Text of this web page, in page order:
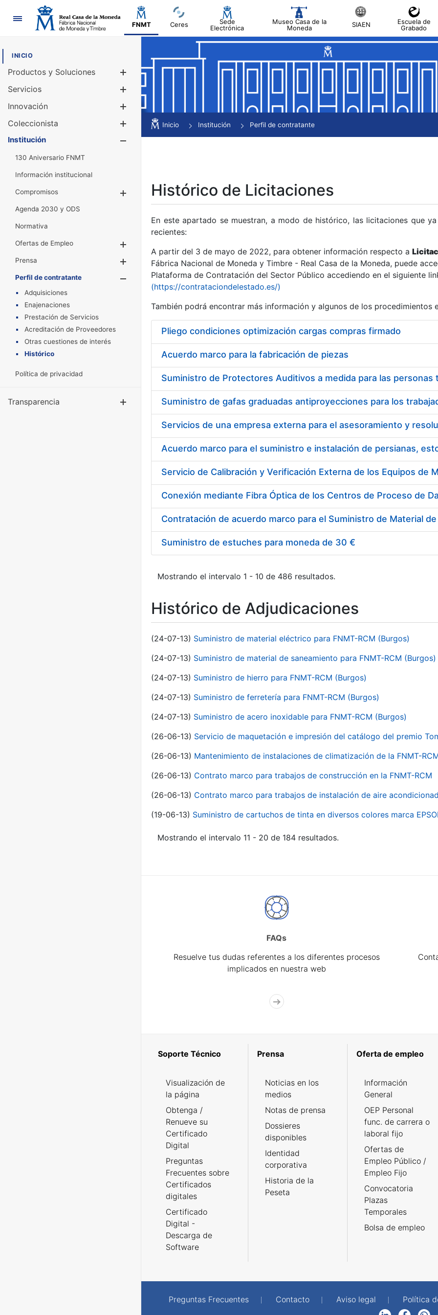
Navegación
FNMT Ceres
Sede
Electrónica
Museo Casa de la
Moneda
SIAEN
Escuela de
Grabado
INICIO
Productos y Soluciones
Mostrar/Ocultar
Servicios
Innovación
Coleccionista
Mostrar/Ocultar
Institución
130 Aniversario FNMT
Información institucional
Compromisos
Mostrar/Ocultar
Agenda 2030 y ODS
Normativa
Ofertas de Empleo
Prensa
Mostrar/Ocultar
Perfil de contratante
Mostrar/Ocultar
Adquisiciones
Enajenaciones
Prestación de Servicios
Acreditación de Proveedores
Otras cuestiones de interés
Histórico
Política de privacidad
Transparencia Mostrar/Ocultar
Inicio Institución Perfil de contratante
Histórico de Licitaciones
En este apartado se muestran, a modo de histórico, las licitaciones que
recientes:
A partir del 3 de mayo de 2022, para obtener información respecto a
Fábrica Nacional de Moneda y Timbre - Real Casa de la Moneda, puede
Plataforma de Contratación del Sector Público accediendo en el siguiente
(https://contrataciondelestado.es/)
También podrá encontrar más información y algunos de los procedimientos
Pliego condiciones optimización cargas compras firmado
Acuerdo marco para la fabricación de piezas
Acuerdo marco para el suministro e instalación de persianas,
Suministro de estuches para moneda de 30 €
Mostrando el intervalo 1 - 10 de 486 resultados.
Histórico de Adjudicaciones
(24-07-13) Suministro de material eléctrico para FNMT-RCM (Burgos)
(24-07-13) Suministro de material de saneamiento para FNMT-RCM (Burgos)
(24-07-13) Suministro de hierro para FNMT-RCM (Burgos)
(24-07-13) Suministro de ferretería para FNMT-RCM (Burgos)
(24-07-13) Suministro de acero inoxidable para FNMT-RCM (Burgos)
(26-06-13) Servicio de maquetación e impresión del catálogo del premio
(26-06-13) Mantenimiento de instalaciones de climatización de la FNMT-
(26-06-13) Contrato marco para trabajos de construcción en la FNMT-RCM
(26-06-13) Contrato marco para trabajos de instalación de aire
(19-06-13) Suministro de cartuchos de tinta en diversos colores marca
Mostrando el intervalo 11 - 20 de 184 resultados.
FAQs
Resuelve tus dudas referentes a los diferentes procesos
implicados en nuestra web
Soporte Técnico
Visualización de
la página
Obtenga /
Renueve su
Certificado
Digital
Preguntas
Frecuentes sobre
Certificados
digitales
Certificado
Digital -
Descarga de
Software
Prensa
Noticias en los
medios
Notas de prensa
Dossieres
disponibles
Identidad
corporativa
Historia de la
Peseta
Oferta de empleo
Información
General
OEP Personal
func. de carrera o
laboral fijo
Ofertas de
Empleo Público /
Empleo Fijo
Convocatoria
Plazas
Temporales
Bolsa de empleo
Preguntas Frecuentes Contacto Aviso legal Política